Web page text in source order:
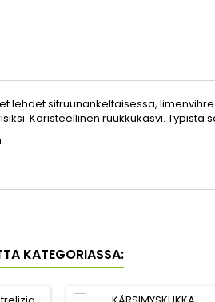
lehdet sitruunankeltaisessa,
Koristeellinen ruukkukasvi. Typistä
KATEGORIASSA: